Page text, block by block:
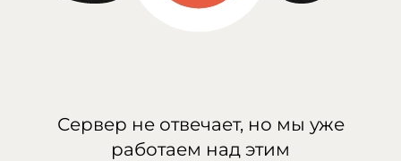
Сервер не отвечает, но мы уже
работаем над этим